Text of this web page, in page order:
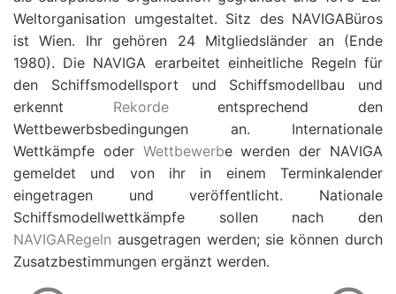
Weltorganisation umgestaltet. Sitz des NAVIGABüros
ist Wien. Ihr gehören 24 Mitgliedsländer an (Ende
1980). Die NAVIGA erarbeitet einheitliche Regeln für
den Schiffsmodellsport und Schiffsmodellbau und
erkennt Rekordeentsprechend den
Wettbewerbsbedingungen an. Internationale
Wettkämpfe oder Wettbewerbe werden der NAVIGA
gemeldet und von ihr in einem Terminkalender
eingetragen und veröffentlicht. Nationale
Schiffsmodellwettkämpfe sollen nach den
NAVIGARegeln ausgetragen werden; sie können durch
Zusatzbestimmungen ergänzt werden.